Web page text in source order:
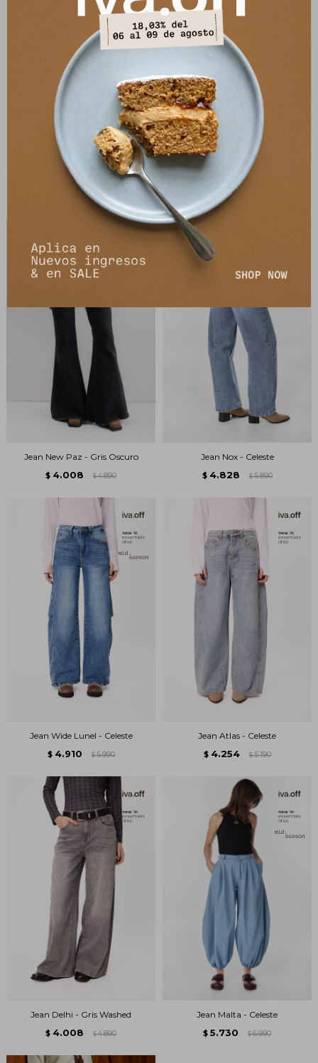
Jean New Paz - Marron
4.008 $ 4.890
Jean New Paz - Celeste Washed
$ 4.008
Jean New Paz - Gris Oscuro
$ 4.008 $ 4.890
Jean Nox - Celeste
$ 4.828 $ 5.890
Jean Wide Lunel - Celeste
$ 4.910 $ 5.990
Jean Atlas - Celeste
$ 4.254 $ 5.190
Jean Delhi - Gris Washed
$ 4.008 $ 4.890
Jean Malta - Celeste
$ 5.730 $ 6.990